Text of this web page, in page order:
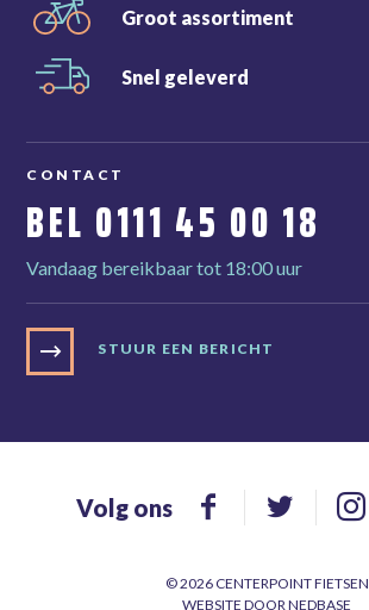
Groot assortiment
Snel geleverd
CONTACT
BEL 0111 45 00 18
Vandaag bereikbaar tot 18:00 uur
STUUR EEN BERICHT
© 2026 CENTERPOINT FIETSEN
WEBSITE DOORNEDBASE
Volg ons